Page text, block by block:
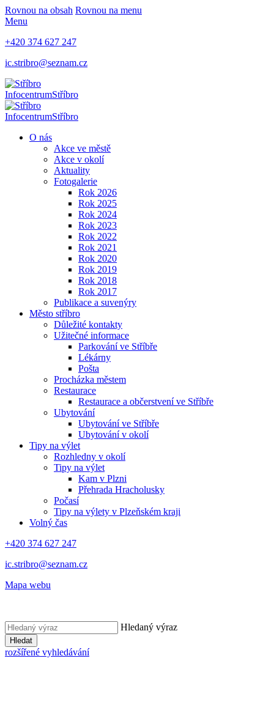
Rovnou na obsah Rovnou na menu
Menu
+420 374 627 247
ic.stribro@seznam.cz
InfocentrumStříbro
InfocentrumStříbro
O nás
Akce ve městě
Akce v okolí
Aktuality
Fotogalerie
Rok 2026
Rok 2025
Rok 2024
Rok 2023
Rok 2022
Rok 2021
Rok 2020
Rok 2019
Rok 2018
Rok 2017
Publikace a suvenýry
Město stříbro
Důležité kontakty
Užitečné informace
Parkování ve Stříbře
Lékárny
Pošta
Procházka městem
Restaurace
Restaurace a občerstvení ve Stříbře
Ubytování
Ubytování ve Stříbře
Ubytování v okolí
Tipy na výlet
Rozhledny v okolí
Tipy na výlet
Kam v Plzni
Přehrada Hracholusky
Počasí
Tipy na výlety v Plzeňském kraji
Volný čas
+420 374 627 247
ic.stribro@seznam.cz
Mapa webu
Hledaný výraz
Hledat
rozšířené vyhledávání